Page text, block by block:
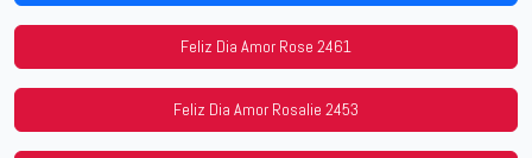
Feliz Dia Amor Rose 2461
Feliz Dia Amor Rosalie 2453